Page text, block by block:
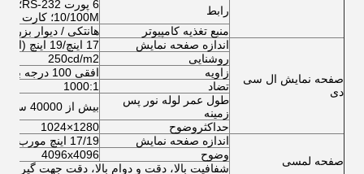
رابط
10/100M؛ کارت شبکه یکپارچه، کارت صدا
منبع تغذیه کامپیوتر
هانتکی / دیوار بزرگ
صفحه نمایش ال سی
دی
اندازه صفحه نمایش
17 اینچ/19 اینچ (اختیاری از 8 اینچ تا 65 اینچ)
روشنایی
250cd/m2
زاویه
افقی 100 درجه بالا؛ عمودی 80 درجه بالا
تضاد
1000:1
طول عمر لوله نور پس
زمینه
بیش از 40000 ساعت
حداکثروضوح
1280×1024
صفحه لمسی
اندازه صفحه نمایش
17/19 اینچ مورب (اختیاری از 8 اینچ تا 65 اینچ)
وضوح
4096x4096